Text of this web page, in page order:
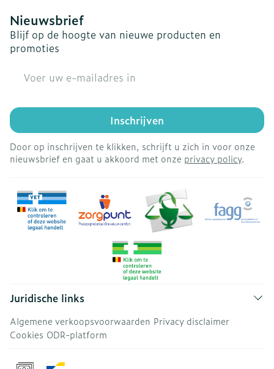
Nieuwsbrief
Blijf op de hoogte van nieuwe producten en
promoties
Inschrijven
Door op inschrijven te klikken, schrijft u zich in voor onze
nieuwsbrief en gaat u akkoord met onze privacy policy.
Juridische links
Algemene verkoopsvoorwaarden Privacy disclaimer
Cookies ODR-platform